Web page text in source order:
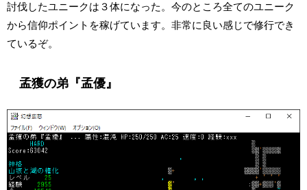
討伐したユニークは３体になった。今のところ全てのユニーク
から信仰ポイントを稼げています。非常に良い感じで修行でき
ているぞ。
孟獲の弟『孟優』